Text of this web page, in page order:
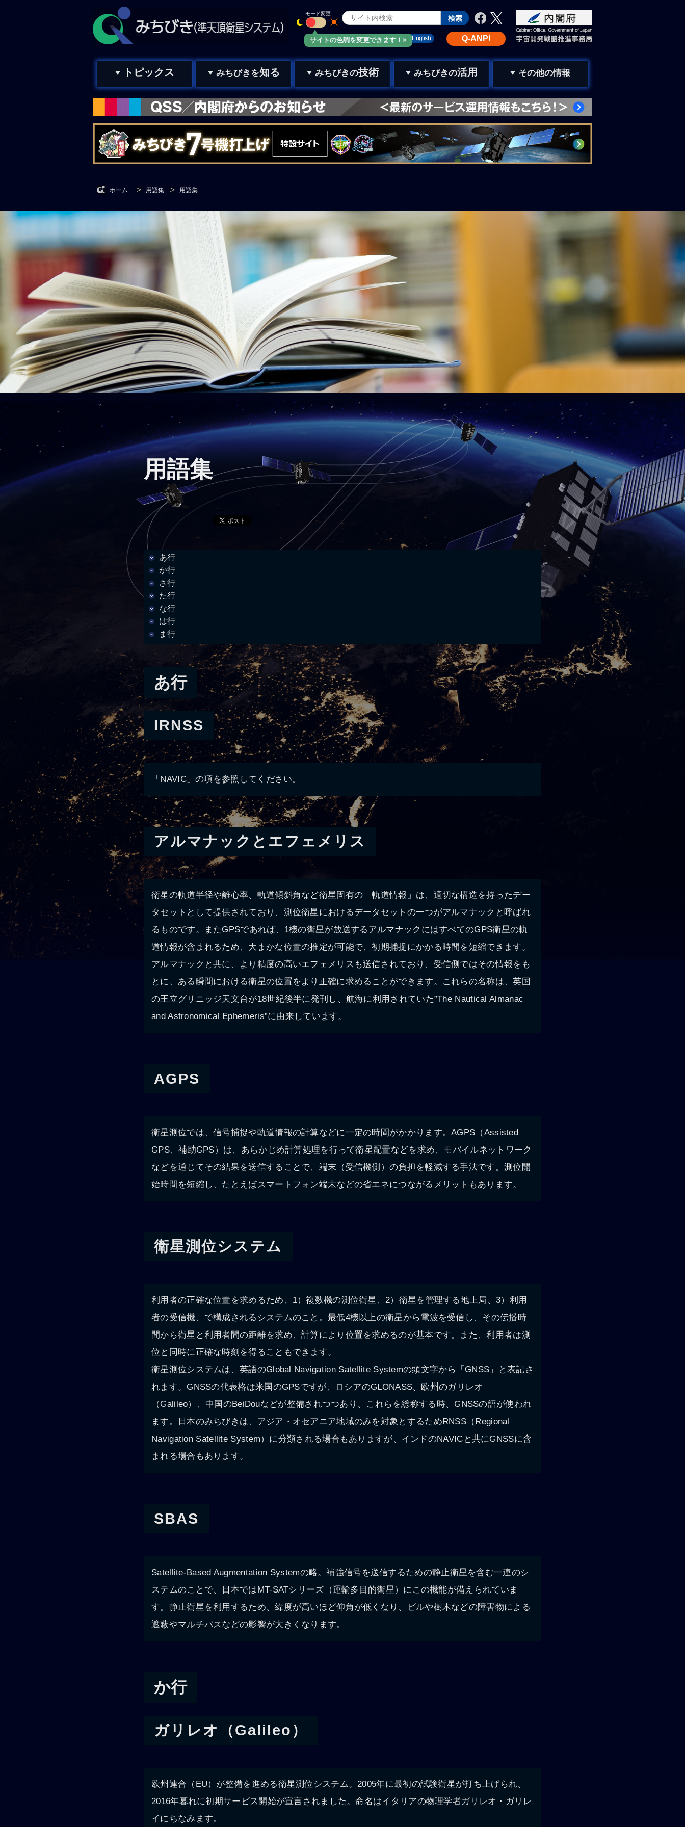
サイトの色調を変更できます！×
モード変更
Q-ANPI
English
お問い合わせ
みちびきメール
トピックス みちびきを知る みちびきの技術 みちびきの活用 その他の情報
ホーム 用語集 用語集
用語集
あ行
か行
さ行
た行
な行
は行
ま行
あ行
IRNSS
「NAVIC」の項を参照してください。
アルマナックとエフェメリス
衛星の軌道半径や離心率、軌道傾斜角など衛星固有の「軌道情報」は、適切な構造を持ったデー
タセットとして提供されており、測位衛星におけるデータセットの一つがアルマナックと呼ばれ
るものです。またGPSであれば、1機の衛星が放送するアルマナックにはすべてのGPS衛星の軌
道情報が含まれるため、大まかな位置の推定が可能で、初期捕捉にかかる時間を短縮できます。
アルマナックと共に、より精度の高いエフェメリスも送信されており、受信側ではその情報をも
とに、ある瞬間における衛星の位置をより正確に求めることができます。これらの名称は、英国
の王立グリニッジ天文台が18世紀後半に発刊し、航海に利用されていた”The Nautical Almanac
and Astronomical Ephemeris”に由来しています。
AGPS
衛星測位では、信号捕捉や軌道情報の計算などに一定の時間がかかります。AGPS（Assisted
GPS、補助GPS）は、あらかじめ計算処理を行って衛星配置などを求め、モバイルネットワーク
などを通じてその結果を送信することで、端末（受信機側）の負担を軽減する手法です。測位開
始時間を短縮し、たとえばスマートフォン端末などの省エネにつながるメリットもあります。
衛星測位システム
利用者の正確な位置を求めるため、1）複数機の測位衛星、2）衛星を管理する地上局、3）利用
者の受信機、で構成されるシステムのこと。最低4機以上の衛星から電波を受信し、その伝播時
間から衛星と利用者間の距離を求め、計算により位置を求めるのが基本です。また、利用者は測
位と同時に正確な時刻を得ることもできます。
衛星測位システムは、英語のGlobal Navigation Satellite Systemの頭文字から「GNSS」と表記さ
れます。GNSSの代表格は米国のGPSですが、ロシアのGLONASS、欧州のガリレオ
（Galileo）、中国のBeiDouなどが整備されつつあり、これらを総称する時、GNSSの語が使われ
ます。日本のみちびきは、アジア・オセアニア地域のみを対象とするためRNSS（Regional
Navigation Satellite System）に分類される場合もありますが、インドのNAVICと共にGNSSに含
まれる場合もあります。
SBAS
Satellite-Based Augmentation Systemの略。補強信号を送信するための静止衛星を含む一連のシ
ステムのことで、日本ではMT-SATシリーズ（運輸多目的衛星）にこの機能が備えられていま
す。静止衛星を利用するため、緯度が高いほど仰角が低くなり、ビルや樹木などの障害物による
遮蔽やマルチパスなどの影響が大きくなります。
か行
ガリレオ（Galileo）
欧州連合（EU）が整備を進める衛星測位システム。2005年に最初の試験衛星が打ち上げられ、
2016年暮れに初期サービス開始が宣言されました。命名はイタリアの物理学者ガリレオ・ガリレ
イにちなみます。